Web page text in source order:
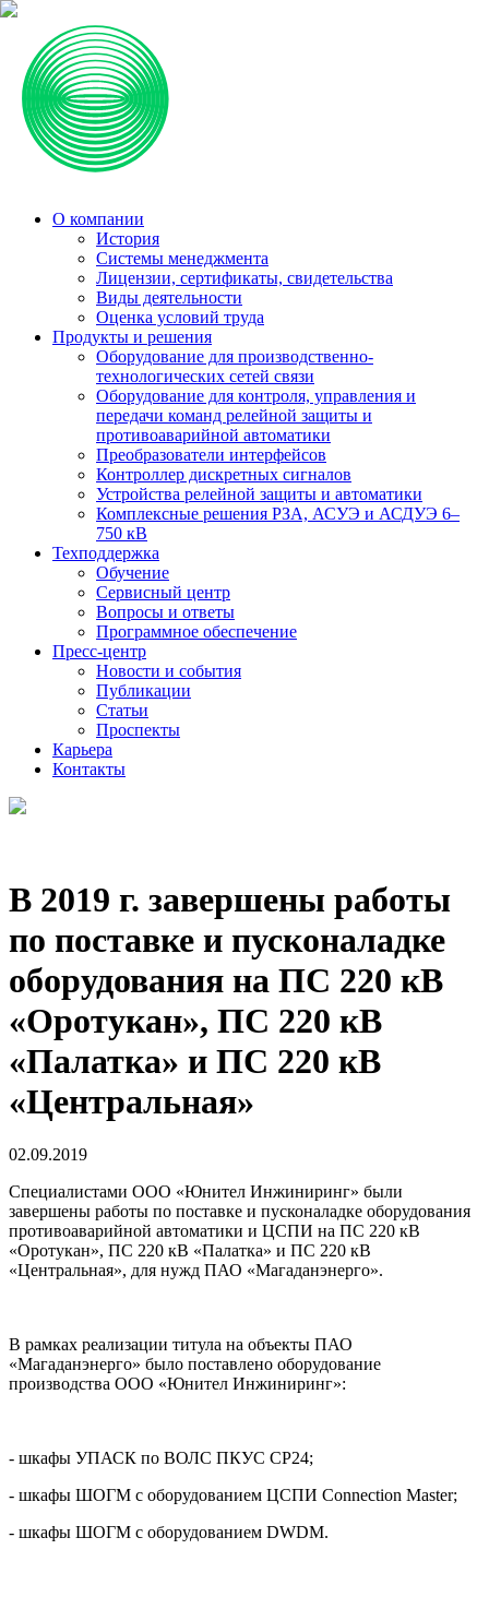
О компании
История
Системы менеджмента
Лицензии, сертификаты, свидетельства
Виды деятельности
Оценка условий труда
Продукты и решения
Оборудование для производственно-
технологических сетей связи
Оборудование для контроля, управления и
передачи команд релейной защиты и
противоаварийной автоматики
Преобразователи интерфейсов
Контроллер дискретных сигналов
Устройства релейной защиты и автоматики
Комплексные решения РЗА, АСУЭ и АСДУЭ 6–
750 кВ
Техподдержка
Обучение
Сервисный центр
Вопросы и ответы
Программное обеспечение
Пресс-центр
Новости и события
Публикации
Статьи
Проспекты
Карьера
Контакты
В 2019 г. завершены работы
по поставке и пусконаладке
оборудования на ПС 220 кВ
«Оротукан», ПС 220 кВ
«Палатка» и ПС 220 кВ
«Центральная»
02.09.2019
Cпециалистами ООО «Юнител Инжиниринг» были
завершены работы по поставке и пусконаладке оборудования
противоаварийной автоматики и ЦСПИ на ПС 220 кВ
«Оротукан», ПС 220 кВ «Палатка» и ПС 220 кВ
«Центральная», для нужд ПАО «Магаданэнерго».
В рамках реализации титула на объекты ПАО
«Магаданэнерго» было поставлено оборудование
производства ООО «Юнител Инжиниринг»:
- шкафы УПАСК по ВОЛС ПКУС СР24;
- шкафы ШОГМ с оборудованием ЦСПИ Connection Master;
- шкафы ШОГМ с оборудованием DWDM.